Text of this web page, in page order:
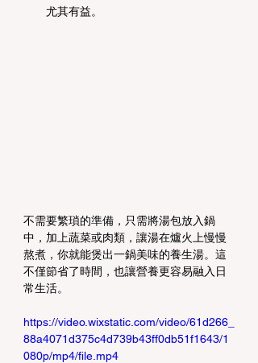
尤其有益。
不需要繁瑣的準備，只需將湯包放入鍋
中，加上蔬菜或肉類，讓湯在爐火上慢慢
熬煮，你就能煲出一鍋美味的養生湯。這
不僅節省了時間，也讓營養更容易融入日
常生活。
https://video.wixstatic.com/video/61d266_
88a4071d375c4d739b43ff0db51f1643/1
080p/mp4/file.mp4